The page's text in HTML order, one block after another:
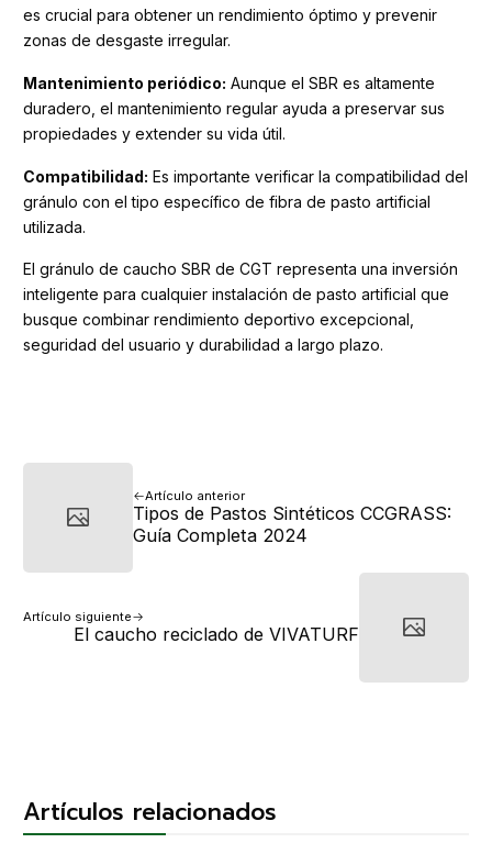
es crucial para obtener un rendimiento óptimo y prevenir
zonas de desgaste irregular.
Mantenimiento periódico: Aunque el SBR es altamente
duradero, el mantenimiento regular ayuda a preservar sus
propiedades y extender su vida útil.
Compatibilidad: Es importante verificar la compatibilidad del
gránulo con el tipo específico de fibra de pasto artificial
utilizada.
El gránulo de caucho SBR de CGT representa una inversión
inteligente para cualquier instalación de pasto artificial que
busque combinar rendimiento deportivo excepcional,
seguridad del usuario y durabilidad a largo plazo.
Artículo anterior
Tipos de Pastos Sintéticos CCGRASS:
Guía Completa 2024
Artículo siguiente
El caucho reciclado de VIVATURF
Artículos relacionados